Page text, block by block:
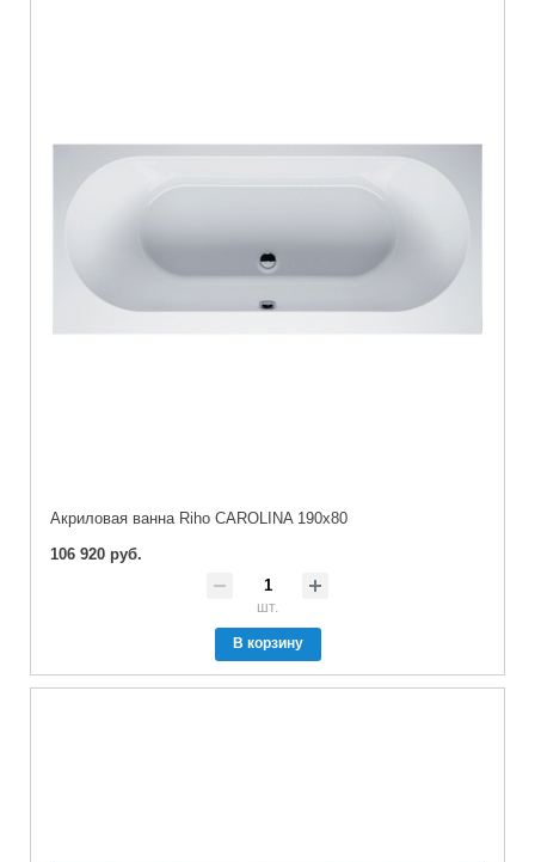
Акриловая ванна Riho CAROLINA 190x80
106 920 руб.
шт.
В корзину